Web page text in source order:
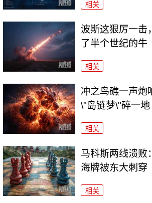
相关
波斯这狠厉一击
了半个世纪的牛
相关
冲之鸟礁一声炮
\"岛链梦\"碎一地
相关
马科斯两线溃败
海牌被东大刺穿
相关